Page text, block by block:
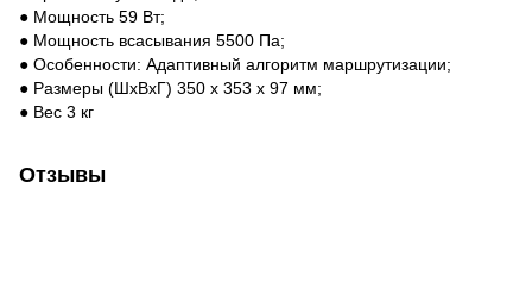
● Мощность 59 Вт;
● Мощность всасывания 5500 Па;
● Особенности: Адаптивный алгоритм маршрутизации;
● Размеры (ШхВхГ) 350 х 353 х 97 мм;
● Вес 3 кг
Отзывы